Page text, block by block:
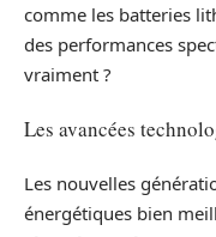
comme les batteries
des performances
vraiment ?
Les avancées
Les nouvelles
énergétiques bien